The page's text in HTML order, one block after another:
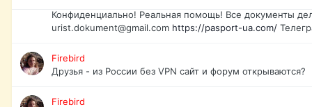
Конфиденциально! Реальная помощь! Все документы
urist.dokument@gmail.com https://pasport-ua.com/
Firebird
Друзья - из России без VPN сайт и форум открываются?
Firebird